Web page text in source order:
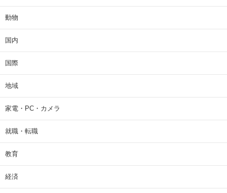
動物
国内
国際
地域
家電・PC・カメラ
就職・転職
教育
経済